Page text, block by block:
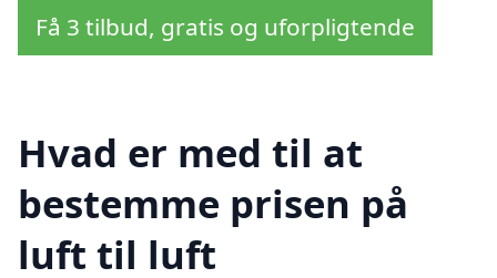
Få 3 tilbud, gratis og uforpligtende
Hvad er med til at
bestemme prisen på
luft til luft